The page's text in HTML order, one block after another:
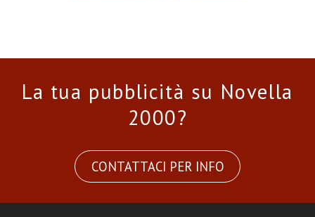
La tua pubblicità su Novella
2000?
CONTATTACI PER INFO